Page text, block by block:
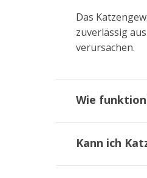
Das
zuverlässig
verursachen.
Wie
Kann ich